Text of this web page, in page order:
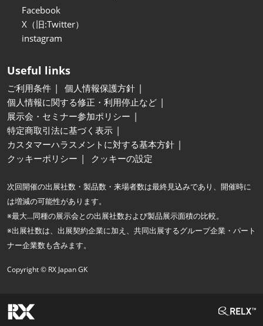
Facebook
X（旧:Twitter）
instagram
Useful links
ご利用条件
個人情報保護方針
個人情報に関する修正・利用停止など
展示会・セミナー参加ポリシー
特定商取引法に基づく表示
カスタマーハラスメントに対する基本方針
クッキーポリシー
クッキーの設定
次回開催の出展社数・製品数・来場者数は最終見込みであり、開催時に
は増減の可能性があります。
※最大…同種の展示会との出展社数および製品展示面積の比較。
※出展社数は、出展契約企業に加え、共同出展するグループ企業・パート
ナー企業数も含みます。
Copyright © RX Japan GK